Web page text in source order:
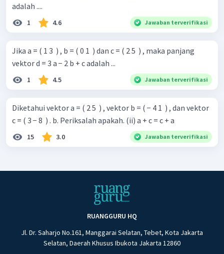
adalah ....
1 4.6 Jawaban terverifikasi
Jika a = ( 1 3 ​ ) , b = ( 0 1 ​ ) dan c = ( 2 5 ​ ) , maka panjang
vektor d = 3 a − 2 b + c adalah ...
1 4.5 Jawaban terverifikasi
Diketahui vektor a = ( 2 5 ​ ) , vektor b = ( − 4 1 ​ ) , dan vektor
c = ( 3 − 8 ​ ) . b. Periksalah apakah. (ii) a + c = c + a
15 3.0 Jawaban terverifikasi
RUANGGURU HQ
Jl. Dr. Saharjo No.161, Manggarai Selatan, Tebet, Kota Jakarta
Selatan, Daerah Khusus Ibukota Jakarta 12860